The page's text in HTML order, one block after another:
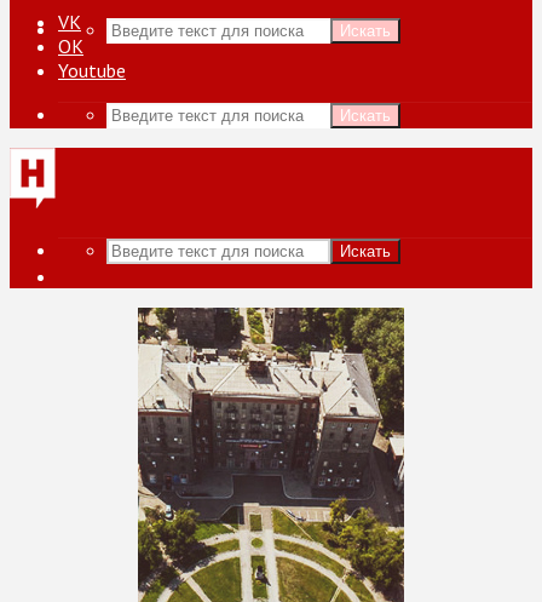
Искать
VK
ОК
Youtube
Искать
Искать